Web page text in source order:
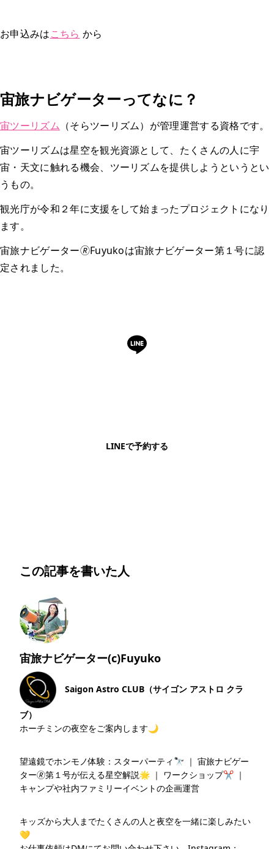
お申込みはこちら から
宙旅ナビゲーターってなに？
宙ツーリズム （そらツーリズム）が管理運営する資格です。
宙ツーリズムは星空を観光資源として、たくさんの人に宇
宙・天文に触れる機会、ツーリズムを提供しようというとい
うもの。
観光庁が令和２年に支援をして始まったプロジェクトになり
ます。
宙旅ナビゲーター🄬Fuyukoは宙旅ナビゲーター第１号に認
定されました。
LINEで予約する
この記事を書いた人
宙旅ナビゲーター(c)Fuyuko
Saigon Astro CLUB（サイゴン アストロ クラ
ブ）
ホーチミンの夜空をご案内します🌙
望遠鏡でホンモノ体験：スターパーティ🔭 ｜ 宙旅ナビゲー
ター🄬第１号が伝える星空解説🌟 ｜ ワークショップ✂ ｜
キャンプや社内ファミリーイベントの企画運営
キッズから大人までたくさんの人と夜空を一緒に楽しみたい
💛